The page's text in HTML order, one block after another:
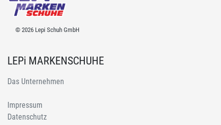
© 2026 Lepi Schuh GmbH
LEPi MARKENSCHUHE
Das Unternehmen
Impressum
Datenschutz